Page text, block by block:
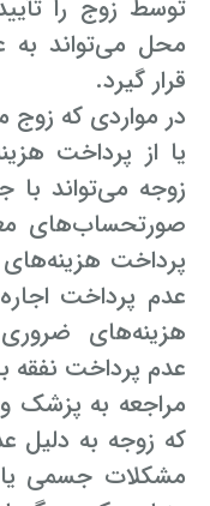
توسط زوج را
محل می‌تواند به
قرار گیرد.
در مواردی که
یا از پرداخت
زوجه می‌تواند
صورتحساب‌های
پرداخت
عدم پرداخت
هزینه‌های
عدم پرداخت نفقه
مراجعه به پزشک
که زوجه به دلیل
مشکلات جسمی